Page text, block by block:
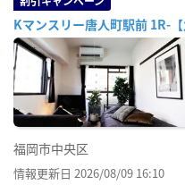
Kマンスリー唐人町駅前 1R-
福岡市中央区
情報更新日 2026/08/09 16:10